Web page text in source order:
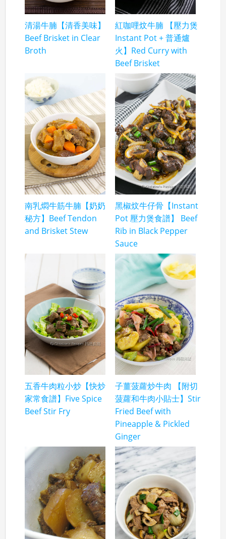
清湯牛腩【清香美味】
Beef Brisket in Clear
Broth
紅咖哩炆牛腩 【壓力煲
Instant Pot + 普通爐
火】Red Curry with
Beef Brisket
南乳燜牛筋牛腩【奶奶
秘方】Beef Tendon
and Brisket Stew
黑椒炆牛仔骨【Instant
Pot 壓力煲食譜】 Beef
Rib in Black Pepper
Sauce
五香牛肉粒小炒【快炒
家常食譜】Five Spice
Beef Stir Fry
子薑菠蘿炒牛肉 【附切
菠蘿和牛肉小貼士】Stir
Fried Beef with
Pineapple & Pickled
Ginger